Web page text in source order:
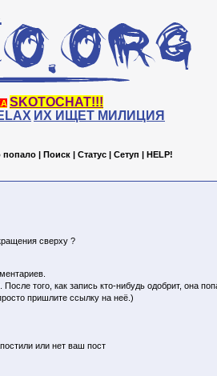
SKOTOCHAT!!!
ИХ ИЩЕТ МИЛИЦИЯ
попало | Поиск | Статус | Сетуп | HELP!
сверху ?
того, как запись кто-нибудь одобрит, она
пришлите ссылку на неё.)
или нет ваш пост